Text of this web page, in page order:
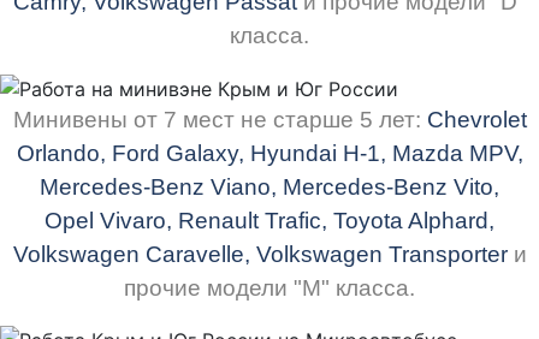
класса.
Минивены от 7 мест не старше 5 лет: Chevrolet
Orlando, Ford Galaxy, Hyundai H-1, Mazda MPV,
Mercedes-Benz Viano, Mercedes-Benz Vito,
Opel Vivaro, Renault Trafic, Toyota Alphard,
Volkswagen Caravelle, Volkswagen Transporter и
прочие модели "М" класса.